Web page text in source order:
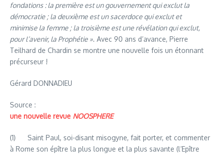
fondations : la première est un gouvernement qui exclut la
démocratie ; la deuxième est un sacerdoce qui exclut et
minimise la femme ; la troisième est une révélation qui exclut,
pour l’avenir, la Prophétie ». Avec 90 ans d’avance, Pierre
Teilhard de Chardin se montre une nouvelle fois un étonnant
précurseur !
Gérard DONNADIEU
Source :
une nouvelle revue NOOSPHERE
(1) Saint Paul, soi-disant misogyne, fait porter, et commenter
à Rome son épître la plus longue et la plus savante (l’Epître